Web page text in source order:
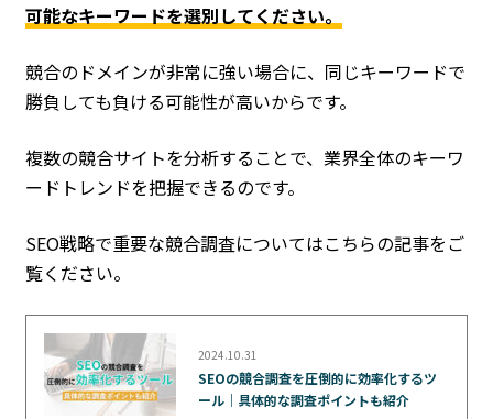
可能なキーワードを選別してください。
競合のドメインが非常に強い場合に、同じキーワードで
勝負しても負ける可能性が高いからです。
複数の競合サイトを分析することで、業界全体のキーワ
ードトレンドを把握できるのです。
SEO戦略で重要な競合調査についてはこちらの記事をご
覧ください。
2024.10.31
SEOの競合調査を圧倒的に効率化するツ
ール｜具体的な調査ポイントも紹介